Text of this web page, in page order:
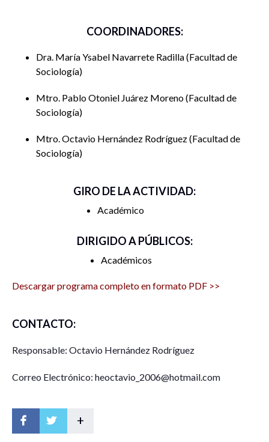
socioambiental
biodiversidad
comunidad de
municipio de
Guerrero
Dr. Ramón Bedolla
Solano
ambiental
participativa
COORDINADORES:
Dra. María Ysabel Navarrete Radilla Facultad de
Sociología
Mtro. Pablo Otoniel Juárez Moreno Facultad de
Sociología
Mtro. Octavio Hernández Rodríguez Facultad de
Sociología
GIRO DE LA ACTIVIDAD:
Académico
DIRIGIDO A PÚBLICOS:
Académicos
Descargar programa completo en formato PDF >>
CONTACTO:
Responsable: Octavio Hernández Rodríguez
Correo Electrónico: heoctavio_2006@hotmail.com
+